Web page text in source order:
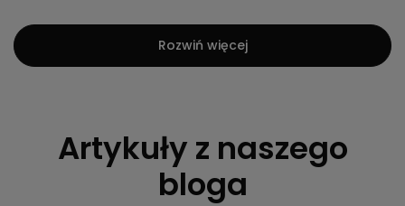
Rozwiń więcej
Artykuły z naszego
bloga